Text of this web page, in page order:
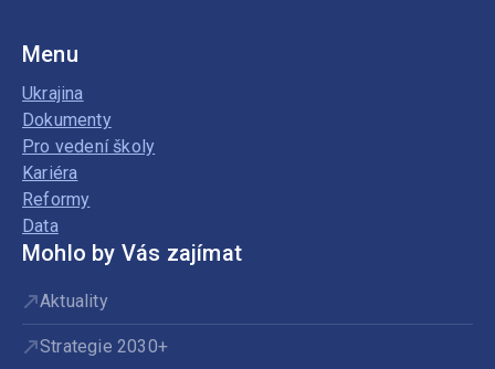
Menu
Ukrajina
Dokumenty
Pro vedení školy
Kariéra
Reformy
Data
Mohlo by Vás zajímat
Aktuality
Strategie 2030+